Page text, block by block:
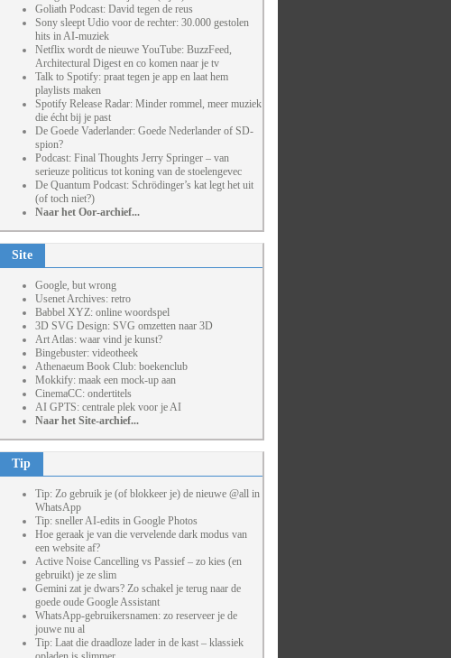
Goliath Podcast: David tegen de reus
Sony sleept Udio voor de rechter: 30.000 gestolen
hits in AI-muziek
Netflix wordt de nieuwe YouTube: BuzzFeed,
Architectural Digest en co komen naar je tv
Talk to Spotify: praat tegen je app en laat hem
playlists maken
Spotify Release Radar: Minder rommel, meer muziek
die écht bij je past
De Goede Vaderlander: Goede Nederlander of SD-
spion?
Podcast: Final Thoughts Jerry Springer – van
serieuze politicus tot koning van de stoelengevec
De Quantum Podcast: Schrödinger’s kat legt het uit
(of toch niet?)
Naar het Oor-archief...
Site
Google, but wrong
Usenet Archives: retro
Babbel XYZ: online woordspel
3D SVG Design: SVG omzetten naar 3D
Art Atlas: waar vind je kunst?
Bingebuster: videotheek
Athenaeum Book Club: boekenclub
Mokkify: maak een mock-up aan
CinemaCC: ondertitels
AI GPTS: centrale plek voor je AI
Naar het Site-archief...
Tip
Tip: Zo gebruik je (of blokkeer je) de nieuwe @all in
WhatsApp
Tip: sneller AI-edits in Google Photos
Hoe geraak je van die vervelende dark modus van
een website af?
Active Noise Cancelling vs Passief – zo kies (en
gebruikt) je ze slim
Gemini zat je dwars? Zo schakel je terug naar de
goede oude Google Assistant
WhatsApp-gebruikersnamen: zo reserveer je de
jouwe nu al
Tip: Laat die draadloze lader in de kast – klassiek